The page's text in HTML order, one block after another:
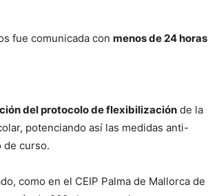
fue comunicada con menos de 24 horas
del protocolo de flexibilización de la
potenciando así las medidas anti-
de curso.
como en el CEIP Palma de Mallorca de